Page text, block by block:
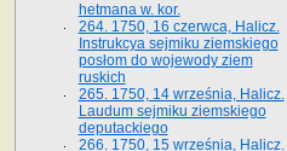
hetmana w. kor.
264. 1750, 16 czerwca, Halicz.
Instrukcya sejmiku ziemskiego
posłom do wojewody ziem
ruskich
265. 1750, 14 września, Halicz.
Laudum sejmiku ziemskiego
deputackiego
266. 1750, 15 września, Halicz.